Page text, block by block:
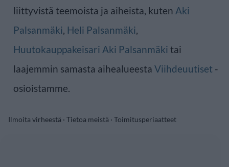
liittyvistä teemoista ja aiheista, kuten Aki
Palsanmäki, Heli Palsanmäki,
Huutokauppakeisari Aki Palsanmäki tai
laajemmin samasta aihealueesta Viihdeuutiset -
osioistamme.
Ilmoita virheestä · Tietoa meistä · Toimitusperiaatteet